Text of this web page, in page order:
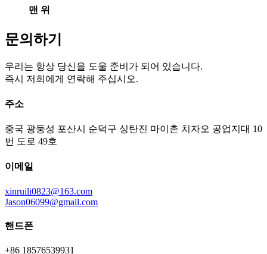
맨 위
문의하기
우리는 항상 당신을 도울 준비가 되어 있습니다.
즉시 저희에게 연락해 주십시오.
주소
중국 광둥성 포산시 순덕구 싱탄진 마이촌 치자오 공업지대 10
번 도로 49호
이메일
xinruili0823@163.com
Jason06099@gmail.com
핸드폰
+86 18576539931